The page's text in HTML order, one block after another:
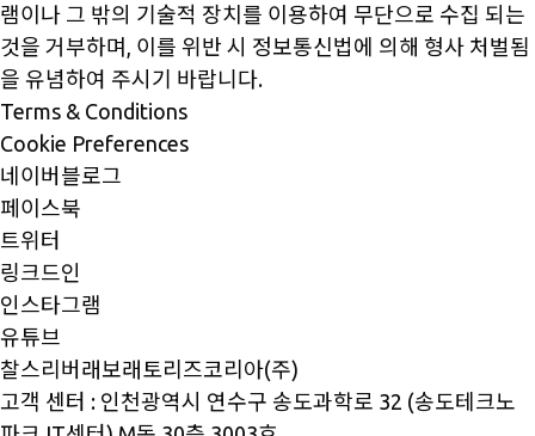
램이나 그 밖의 기술적 장치를 이용하여 무단으로 수집 되는
것을 거부하며, 이를 위반 시 정보통신법에 의해 형사 처벌됨
을 유념하여 주시기 바랍니다.
Terms & Conditions
Cookie Preferences
네이버블로그
페이스북
트위터
링크드인
인스타그램
유튜브
찰스리버래보래토리즈코리아(주)
고객 센터 : 인천광역시 연수구 송도과학로 32 (송도테크노